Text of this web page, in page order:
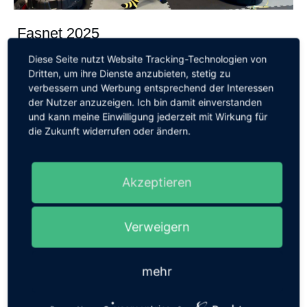
Fasnet 2025
Fasnet 2025 Am Mo. 24.02.2025 wurde es mal wieder
richtig wild in der Hauptstraße...
Weiter lesen
Diese Seite nutzt Website Tracking-Technologien von
Dritten, um ihre Dienste anzubieten, stetig zu
verbessern und Werbung entsprechend der Interessen
der Nutzer anzuzeigen. Ich bin damit einverstanden
und kann meine Einwilligung jederzeit mit Wirkung für
die Zukunft widerrufen oder ändern.
Akzeptieren
Verweigern
mehr